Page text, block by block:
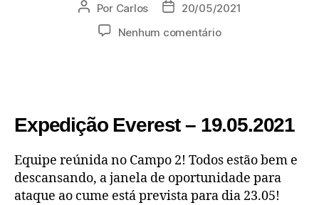
Por Carlos
20/05/2021
Nenhum comentário
Expedição Everest – 19.05.2021
Equipe reúnida no Campo 2! Todos estão bem e
descansando, a janela de oportunidade para
ataque ao cume está prevista para dia 23.05!